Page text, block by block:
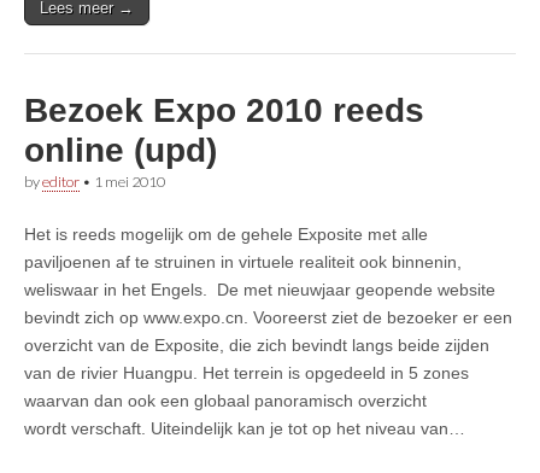
Lees meer →
Bezoek Expo 2010 reeds
online (upd)
byeditor • 1 mei 2010
Het is reeds mogelijk om de gehele Exposite met alle
paviljoenen af te struinen in virtuele realiteit ook binnenin,
weliswaar in het Engels. De met nieuwjaar geopende website
bevindt zich op www.expo.cn. Vooreerst ziet de bezoeker er een
overzicht van de Exposite, die zich bevindt langs beide zijden
van de rivier Huangpu. Het terrein is opgedeeld in 5 zones
waarvan dan ook een globaal panoramisch overzicht
wordt verschaft. Uiteindelijk kan je tot op het niveau van…